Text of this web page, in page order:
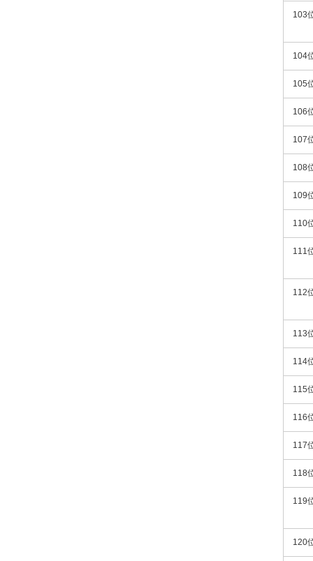
103
104
105
106
107
108
109
110
111
112
113
114
115
116
117
118
119
120